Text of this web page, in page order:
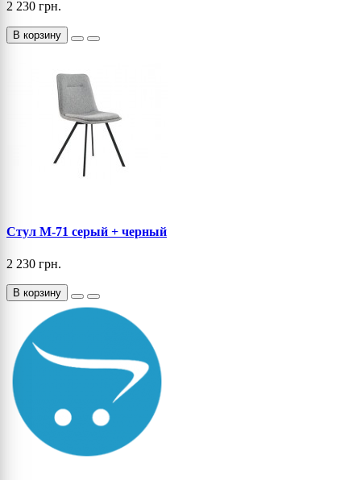
2 230 грн.
В корзину
Стул M-71 серый + черный
2 230 грн.
В корзину